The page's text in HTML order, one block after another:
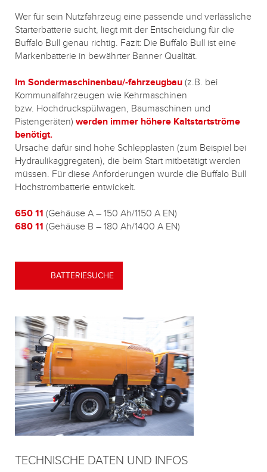
Wer für sein Nutzfahrzeug eine passende und verlässliche
Starterbatterie sucht, liegt mit der Entscheidung für die
Buffalo Bull genau richtig. Fazit: Die Buffalo Bull ist eine
Markenbatterie in bewährter Banner Qualität.
Im Sondermaschinenbau/-fahrzeugbau (z.B. bei
Kommunalfahrzeugen wie Kehrmaschinen
bzw. Hochdruckspülwagen, Baumaschinen und
Pistengeräten) werden immer höhere Kaltstartströme
benötigt.
Ursache dafür sind hohe Schlepplasten (zum Beispiel bei
Hydraulikaggregaten), die beim Start mitbetätigt werden
müssen. Für diese Anforderungen wurde die Buffalo Bull
Hochstrombatterie entwickelt.
650 11 (Gehäuse A – 150 Ah/1150 A EN)
680 11 (Gehäuse B – 180 Ah/1400 A EN)
BATTERIESUCHE
TECHNISCHE DATEN UND INFOS